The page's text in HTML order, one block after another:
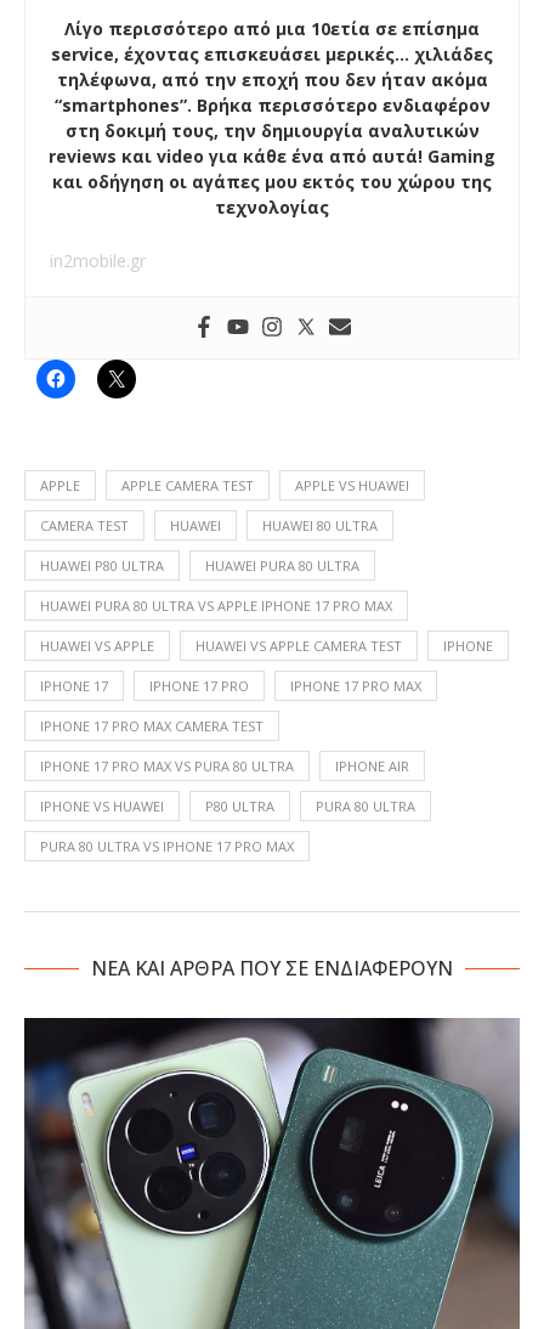
Λίγο περισσότερο από μια 10ετία σε επίσημα
service, έχοντας επισκευάσει μερικές… χιλιάδες
τηλέφωνα, από την εποχή που δεν ήταν ακόμα
“smartphones”. Βρήκα περισσότερο ενδιαφέρον
στη δοκιμή τους, την δημιουργία αναλυτικών
reviews και video για κάθε ένα από αυτά! Gaming
και οδήγηση οι αγάπες μου εκτός του χώρου της
τεχνολογίας
in2mobile.gr
APPLE APPLE CAMERA TEST APPLE VS HUAWEI
CAMERA TEST HUAWEI HUAWEI 80 ULTRA
HUAWEI P80 ULTRA HUAWEI PURA 80 ULTRA
HUAWEI PURA 80 ULTRA VS APPLE IPHONE 17 PRO MAX
HUAWEI VS APPLE HUAWEI VS APPLE CAMERA TEST IPHONE
IPHONE 17 IPHONE 17 PRO IPHONE 17 PRO MAX
IPHONE 17 PRO MAX CAMERA TEST
IPHONE 17 PRO MAX VS PURA 80 ULTRA IPHONE AIR
IPHONE VS HUAWEI P80 ULTRA PURA 80 ULTRA
PURA 80 ULTRA VS IPHONE 17 PRO MAX
NΕΑ ΚΑΙ ΑΡΘΡΑ ΠΟΥ ΣΕ ΕΝΔΙΑΦΕΡΟΥΝ